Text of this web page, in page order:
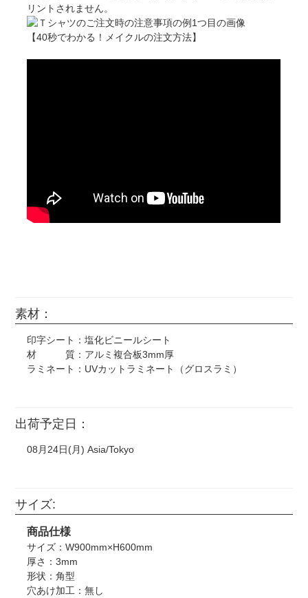
リントされません。
【40秒でわかる！メイクルの注文方法】
素材：
印字シート：塩化ビニールシート
材 質：アルミ複合板3mm厚
ラミネート：UVカットラミネート（グロスラミ）
出荷予定日：
08月24日(月) Asia/Tokyo
サイズ:
商品仕様
サイズ：W900mm×H600mm
厚さ：3mm
形状：角型
穴あけ加工：無し